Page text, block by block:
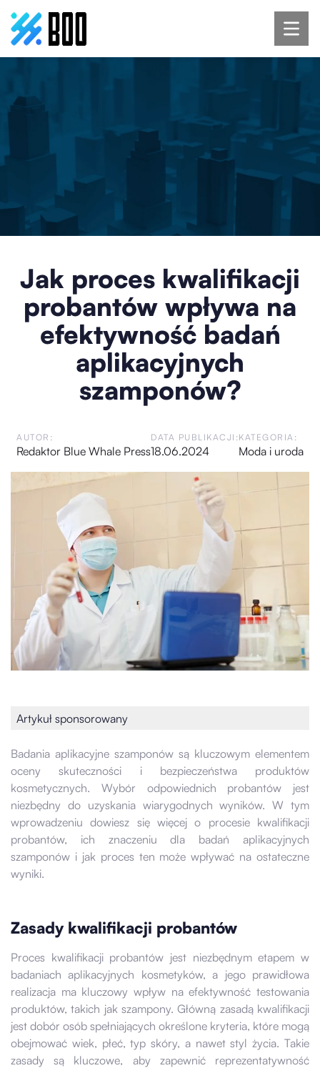
Jak proces kwalifikacji
probantów wpływa na
efektywność badań
aplikacyjnych
szamponów?
AUTOR:
Redaktor Blue Whale Press
DATA PUBLIKACJI:
18.06.2024
KATEGORIA:
Moda i uroda
Artykuł sponsorowany
Badania aplikacyjne szamponów są kluczowym elementem
oceny skuteczności i bezpieczeństwa produktów
kosmetycznych. Wybór odpowiednich probantów jest
niezbędny do uzyskania wiarygodnych wyników. W tym
wprowadzeniu dowiesz się więcej o procesie kwalifikacji
probantów, ich znaczeniu dla badań aplikacyjnych
szamponów i jak proces ten może wpływać na ostateczne
wyniki.
Zasady kwalifikacji probantów
Proces kwalifikacji probantów jest niezbędnym etapem w
badaniach aplikacyjnych kosmetyków, a jego prawidłowa
realizacja ma kluczowy wpływ na efektywność testowania
produktów, takich jak szampony. Główną zasadą kwalifikacji
jest dobór osób spełniających określone kryteria, które mogą
obejmować wiek, płeć, typ skóry, a nawet styl życia. Takie
zasady są kluczowe, aby zapewnić reprezentatywność